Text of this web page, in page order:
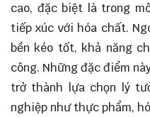
cao, đặc biệt là trong
tiếp xúc với hóa chất.
bền kéo tốt, khả năng
công. Những đặc điểm
trở thành lựa chọn lý
nghiệp như thực phẩm,